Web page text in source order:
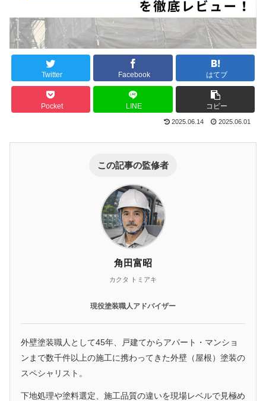
Twitter Facebook はてブ
Pocket LINE コピー
2025.06.14 2025.06.01
この記事の監修者
角田富昭
カクタ トミアキ
現役塗装職人アドバイザー
外壁塗装職人として45年、戸建てからアパート・マンショ
ンまで数千件以上の施工に携わってきた外壁（屋根）塗装の
スペシャリスト。
下地処理や塗料選定、施工品質の違いを現場レベルで見極め